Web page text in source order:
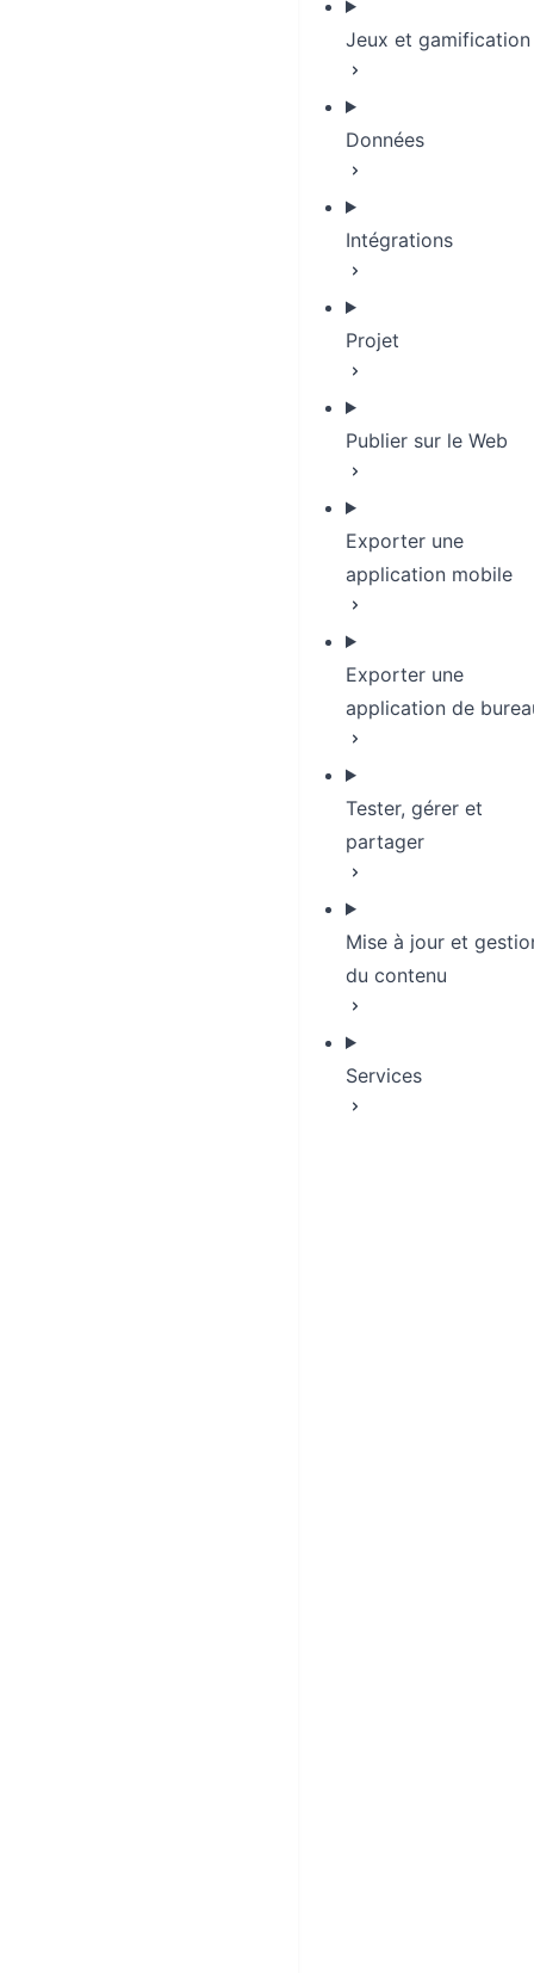
Jeux et gamification
Données
Intégrations
Projet
Publier sur le Web
Exporter une
application mobile
Exporter une
application de
Tester, gérer et
partager
Mise à jour et
du contenu
Services